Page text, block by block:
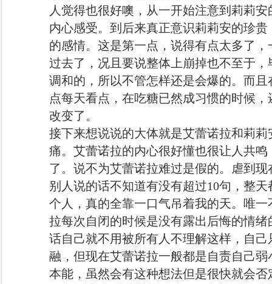
人觉得也很好噢，从一开始注意到莉莉
内心感受。到后来真正意识莉莉安的珍
的感情。这是第一点，说得有点太多了
过去了，况且要说整体上崩掉也不至于
调和的，所以不管怎样还是会爆的。而
点每天看点，在吃糖已然成习惯的时候
改变了。
接下来想说说的大体就是艾蕾诺拉和莉
痛。艾蕾诺拉的内心很好懂也很让人共
了。说不为艾蕾诺拉难过是假的。虐到
别人说的话不知道有没有超过10句，整
个人，真的全靠一口气吊着我的天。唯
拉每次自闭的时候是没有露出后悔的情
话自己就不用被所有人不理解这样，自
融，但现在艾蕾诺拉一般都是自责自己
本能，虽然会有这种想法但是很快就会